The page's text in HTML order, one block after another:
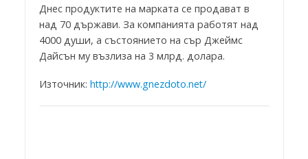
Днес продуктите на марката се продават в
над 70 държави. За компанията работят над
4000 души, а състоянието на сър Джеймс
Дайсън му възлиза на 3 млрд. долара.
Източник: http://www.gnezdoto.net/